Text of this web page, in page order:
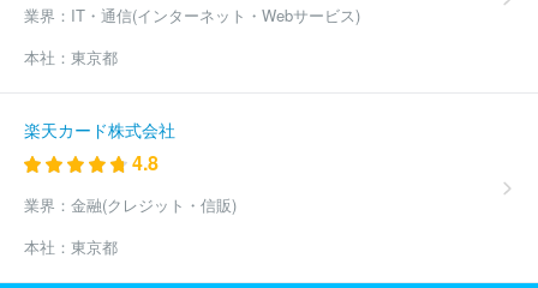
業界： IT・通信(インターネット・Webサービス)
本社： 東京都
楽天カード株式会社
4.8
業界： 金融(クレジット・信販)
本社： 東京都